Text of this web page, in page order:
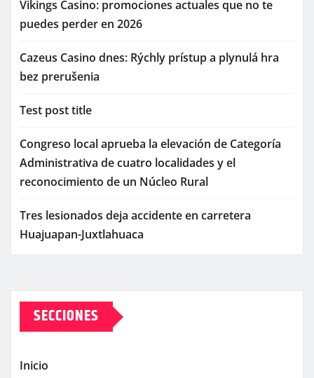
Vikings Casino: promociones actuales que no te
puedes perder en 2026
Cazeus Casino dnes: Rýchly prístup a plynulá hra
bez prerušenia
Test post title
Congreso local aprueba la elevación de Categoría
Administrativa de cuatro localidades y el
reconocimiento de un Núcleo Rural
Tres lesionados deja accidente en carretera
Huajuapan-Juxtlahuaca
SECCIONES
Inicio